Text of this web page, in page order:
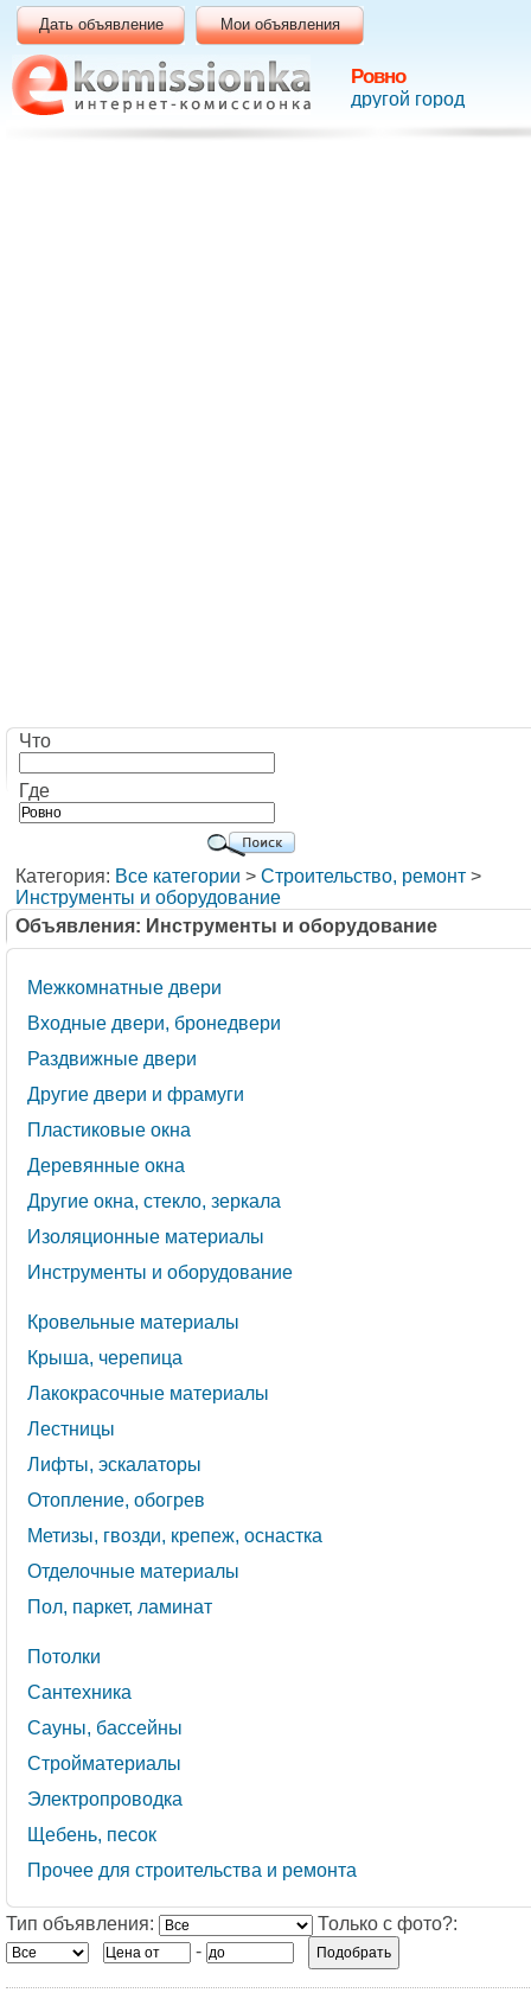
Ровно
другой город
Дать объявление Мои объявления
Что
Где
Категория: Все категории > Строительство, ремонт >
Инструменты и оборудование
Объявления: Инструменты и оборудование
Межкомнатные двери
Входные двери, бронедвери
Раздвижные двери
Другие двери и фрамуги
Пластиковые окна
Деревянные окна
Другие окна, стекло, зеркала
Изоляционные материалы
Инструменты и оборудование
Кровельные материалы
Крыша, черепица
Лакокрасочные материалы
Лестницы
Лифты, эскалаторы
Отопление, обогрев
Метизы, гвозди, крепеж, оснастка
Отделочные материалы
Пол, паркет, ламинат
Потолки
Сантехника
Сауны, бассейны
Стройматериалы
Электропроводка
Щебень, песок
Прочее для строительства и ремонта
Тип объявления:
Только с фото?:
-